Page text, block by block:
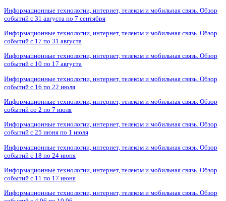
Информационные технологии, интернет, телеком и мобильная связь. Обзор
событий с 31 августа по 7 сентября
Информационные технологии, интернет, телеком и мобильная связь. Обзор
событий с 17 по 31 августа
Информационные технологии, интернет, телеком и мобильная связь. Обзор
событий с 10 по 17 августа
Информационные технологии, интернет, телеком и мобильная связь. Обзор
событий с 16 по 22 июля
Информационные технологии, интернет, телеком и мобильная связь. Обзор
событий со 2 по 7 июля
Информационные технологии, интернет, телеком и мобильная связь. Обзор
событий с 25 июня по 1 июля
Информационные технологии, интернет, телеком и мобильная связь. Обзор
событий с 18 по 24 июня
Информационные технологии, интернет, телеком и мобильная связь. Обзор
событий с 11 по 17 июня
Информационные технологии, интернет, телеком и мобильная связь. Обзор